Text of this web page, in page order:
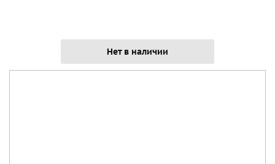
Нет в наличии